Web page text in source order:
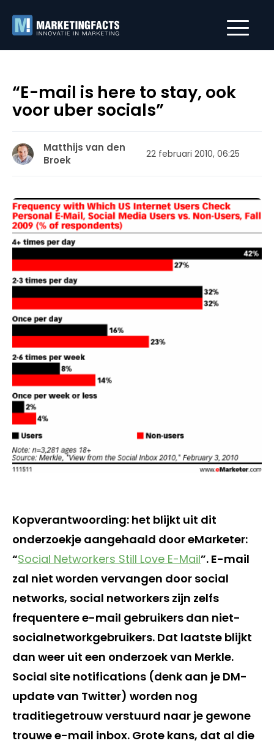
“E-mail is here to stay, ook
voor uber socials”
Matthijs van den
Broek
22 februari 2010, 06:25
Kopverantwoording: het blijkt uit dit
onderzoekje aangehaald door eMarketer:
“Social Networkers Still Love E-Mail”. E-mail
zal niet worden vervangen door social
networks, social networkers zijn zelfs
frequentere e-mail gebruikers dan niet-
socialnetworkgebruikers. Dat laatste blijkt
dan weer uit een onderzoek van Merkle.
Social site notifications (denk aan je DM-
update van Twitter) worden nog
traditiegetrouw verstuurd naar je gewone
trouwe e-mail inbox. Grote kans, dat al die